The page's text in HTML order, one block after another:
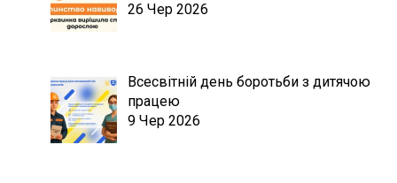
26 Чер 2026
Всесвітній день боротьби з дитячою
працею
9 Чер 2026